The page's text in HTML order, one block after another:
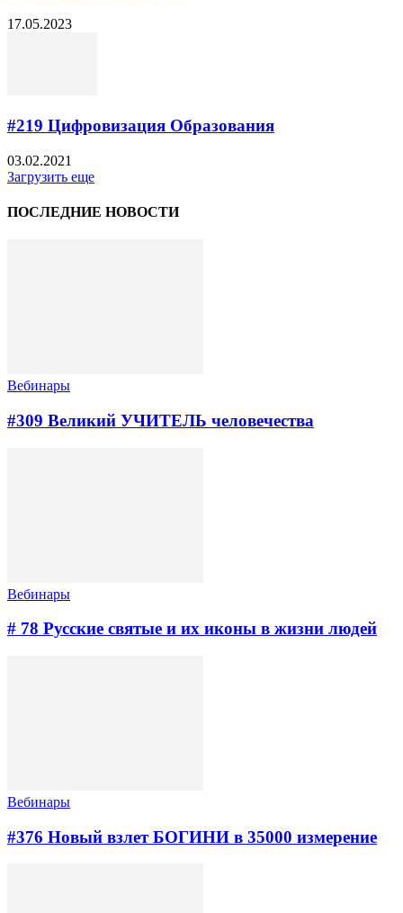
17.05.2023
#219 Цифровизация Образования
03.02.2021
Загрузить еще
ПОСЛЕДНИЕ НОВОСТИ
Вебинары
#309 Великий УЧИТЕЛЬ человечества
Вебинары
# 78 Русские святые и их иконы в жизни людей
Вебинары
#376 Новый взлет БОГИНИ в 35000 измерение